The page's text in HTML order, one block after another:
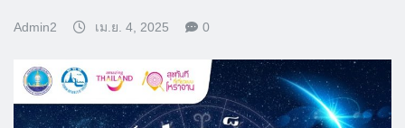
Admin2 เม.ย. 4, 2025 0